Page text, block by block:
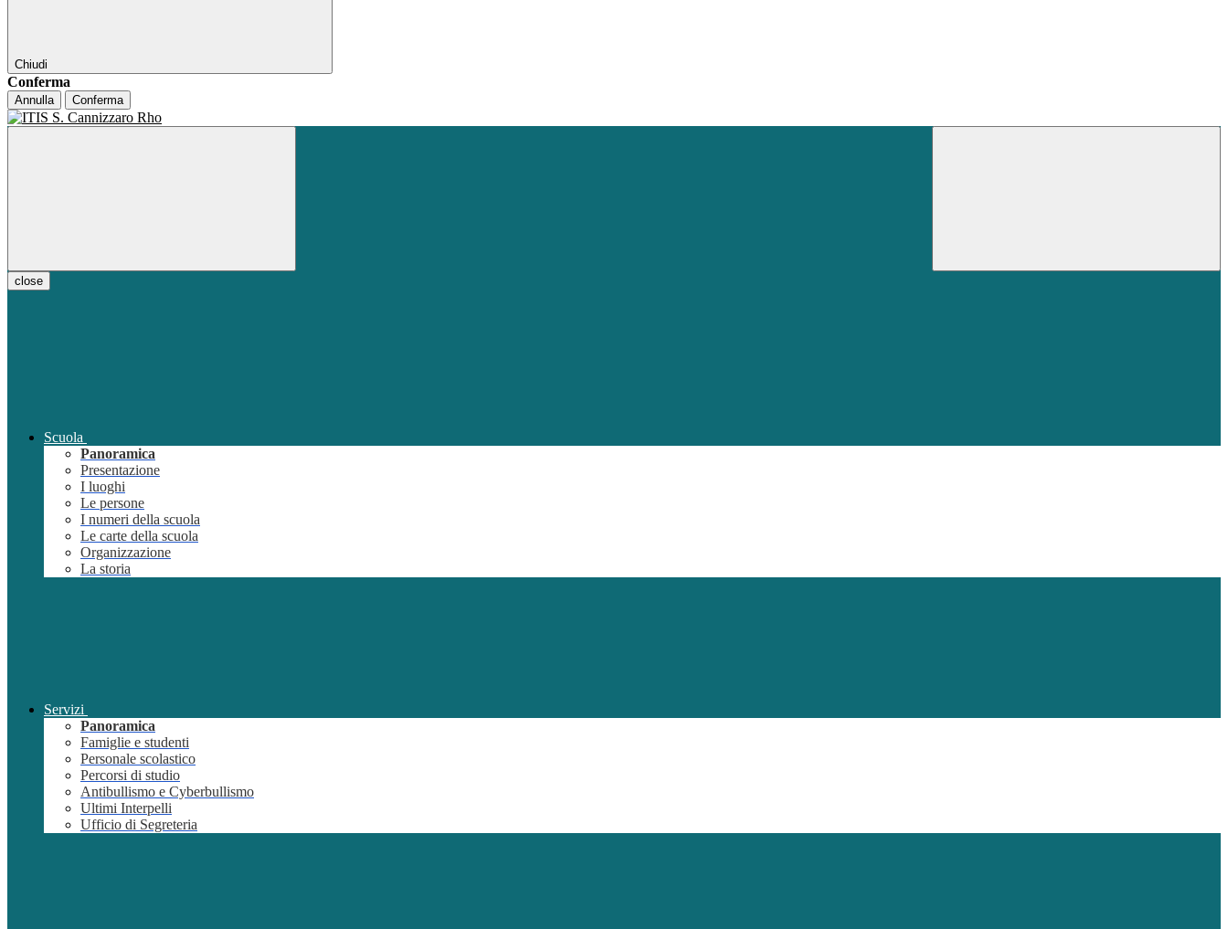
Chiudi
Conferma
Annulla Conferma
close
Scuola
Panoramica
Presentazione
I luoghi
Le persone
I numeri della scuola
Le carte della scuola
Organizzazione
La storia
Servizi
Panoramica
Famiglie e studenti
Personale scolastico
Percorsi di studio
Antibullismo e Cyberbullismo
Ultimi Interpelli
Ufficio di Segreteria